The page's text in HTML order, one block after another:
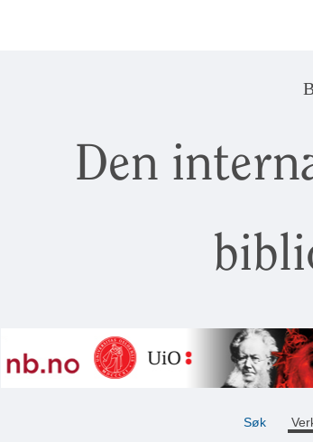
Den
Søk